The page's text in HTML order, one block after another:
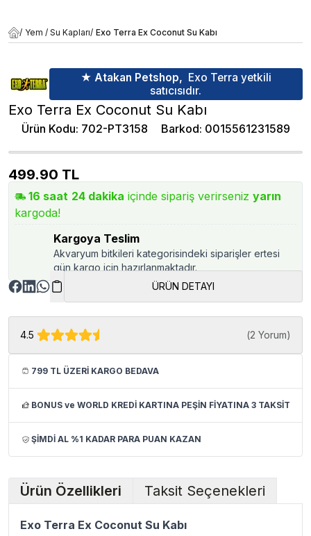
/ Yem / Su Kapları/ Exo Terra Ex Coconut Su Kabı
★ Atakan Petshop, Exo Terra yetkili
satıcısıdır.
Exo Terra Ex Coconut Su Kabı
Ürün Kodu: 702-PT3158 Barkod: 0015561231589
499.90 TL
16 saat 24 dakika içinde sipariş verirseniz yarın
kargoda!
Kargoya Teslim
Akvaryum bitkileri kategorisindeki siparişler ertesi
gün kargo için hazırlanmaktadır.
ÜRÜN DETAYI
4.5 (2 Yorum)
799 TL ÜZERİ KARGO BEDAVA
BONUS ve WORLD KREDİ KARTINA PEŞİN FİYATINA 3 TAKSİT
ŞİMDİ AL %1 KADAR PARA PUAN KAZAN
Ürün Özellikleri Taksit Seçenekleri
Exo Terra Ex Coconut Su Kabı